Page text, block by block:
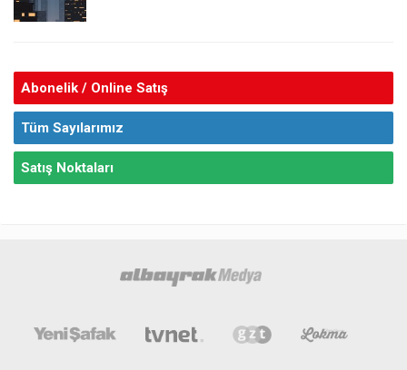
Abonelik / Online Satış
Tüm Sayılarımız
Satış Noktaları